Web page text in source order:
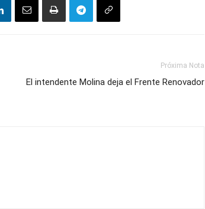
Próxima Nota
El intendente Molina deja el Frente Renovador